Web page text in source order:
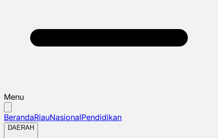
Menu
BerandaRiauNasionalPendidikan
DAERAH